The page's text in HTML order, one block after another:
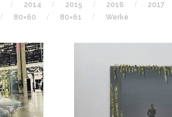
2014 2015 2016 2017
80×60 80×61 Werke